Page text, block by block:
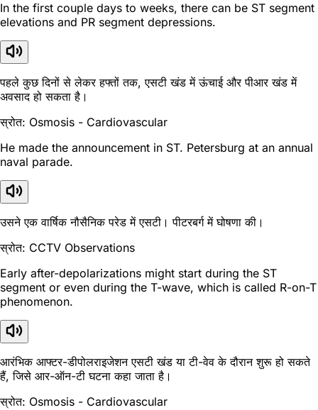
In the first couple days to weeks, there can be ST segment
elevations and PR segment depressions.
पहले कुछ दिनों से लेकर हफ्तों तक, एसटी खंड में ऊंचाई और पीआर खंड में
अवसाद हो सकता है।
स्रोत: Osmosis - Cardiovascular
He made the announcement in ST. Petersburg at an annual
naval parade.
उसने एक वार्षिक नौसैनिक परेड में एसटी। पीटरबर्ग में घोषणा की।
स्रोत: CCTV Observations
Early after-depolarizations might start during the ST
segment or even during the T-wave, which is called R-on-T
phenomenon.
आरंभिक आफ्टर-डीपोलराइजेशन एसटी खंड या टी-वेव के दौरान शुरू हो सकते
हैं, जिसे आर-ऑन-टी घटना कहा जाता है।
स्रोत: Osmosis - Cardiovascular